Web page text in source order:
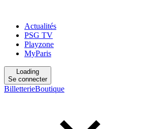
Actualités
PSG TV
Playzone
MyParis
Loading
Se connecter
BilletterieBoutique